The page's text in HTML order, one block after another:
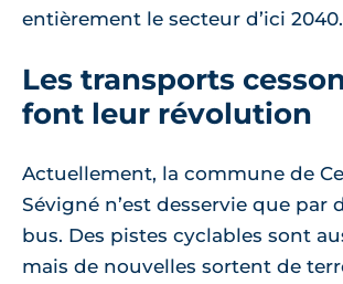
entièrement le secteur d’ici 2040.
Les transports
font leur révolution
Actuellement, la commune de
Sévigné n’est desservie que par
bus. Des pistes cyclables sont
mais de nouvelles sortent de